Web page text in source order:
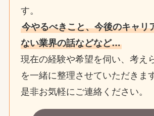
す。
今やるべきこと、今後のキャリ
ない業界の話などなど…
現在の経験や希望を伺い、考え
を一緒に整理させていただきま
是非お気軽にご連絡ください。